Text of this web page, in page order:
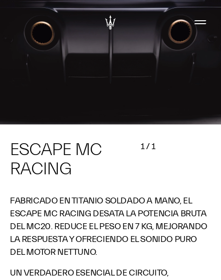
ESCAPE MC
RACING
1/1
FABRICADO EN TITANIO SOLDADO A MANO, EL
ESCAPE MC RACING DESATA LA POTENCIA BRUTA
DEL MC20. REDUCE EL PESO EN 7 KG, MEJORANDO
LA RESPUESTA Y OFRECIENDO EL SONIDO PURO
DEL MOTOR NETTUNO.
UN VERDADERO ESENCIAL DE CIRCUITO,